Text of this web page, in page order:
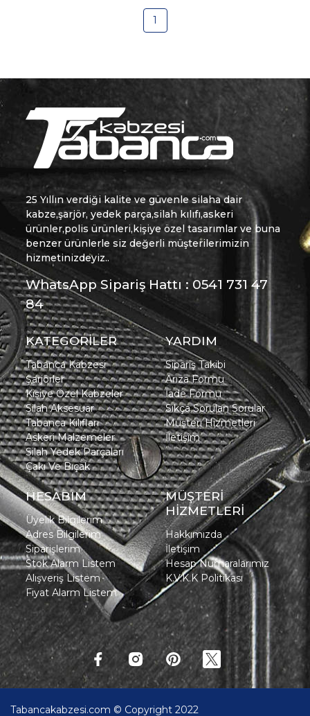
1
25 Yıllın verdiği kalite ve güvenle silaha dair
kabze,şarjör, yedek parça,silah kılıfı,askeri
ürünler,polis ürünleri,kişiye özel tasarımlar ve buna
benzer ürünlerle siz değerli müşterilerimizin
hizmetinizdeyiz..
WhatsApp Sipariş Hattı : 0541 731 47
84
KATEGORİLER
Tabanca Kabzesi
Şarjörler
Kişiye Özel Kabzeler
Silah Aksesuar
Tabanca Kılıfları
Askeri Malzemeler
Silah Yedek Parçaları
Çakı Ve Bıçak
YARDIM
Sipariş Takibi
Arıza Formu
İade Formu
Sıkça Sorulan Sorular
Müşteri Hizmetleri
İletişim
HESABIM
Üyelik Bilgilerim
Adres Bilgilerim
Siparişlerim
Stok Alarm Listem
Alışveriş Listem
Fiyat Alarm Listem
MÜŞTERİ
HİZMETLERİ
Hakkımızda
İletişim
Hesap Numaralarımız
K.V.K.K Politikası
Tabancakabzesi.com © Copyright 2022